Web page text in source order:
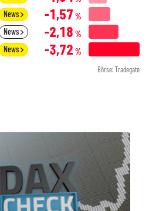
News -1,57 %
News -2,18 %
News -3,72 %
Börse: Tradegate